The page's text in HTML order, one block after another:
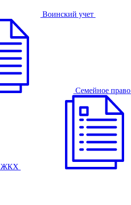
Воинский учет
Семейное право
ЖКХ